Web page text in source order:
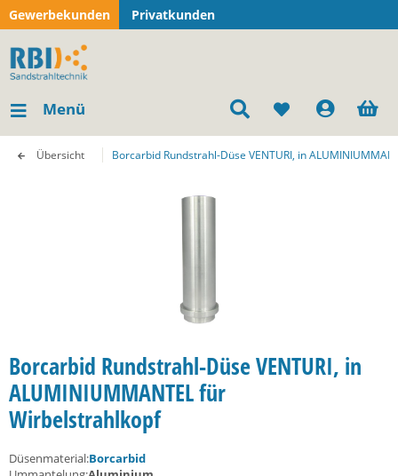
Gewerbekunden Privatkunden
Menü
Übersicht Borcarbid Rundstrahl-Düse VENTURI, in
Borcarbid Rundstrahl-Düse VENTURI, in
ALUMINIUMMANTEL für
Wirbelstrahlkopf
Düsenmaterial:Borcarbid